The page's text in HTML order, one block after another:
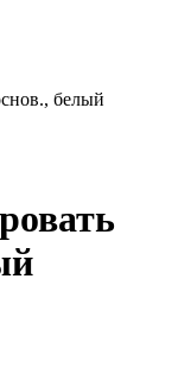
белый